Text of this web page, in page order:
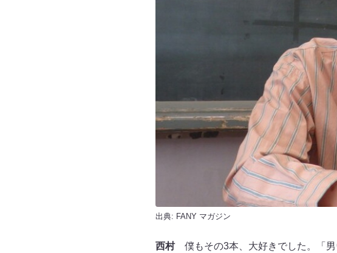
出典: FANY マガジン
西村僕もその3本、大好きでした。「男